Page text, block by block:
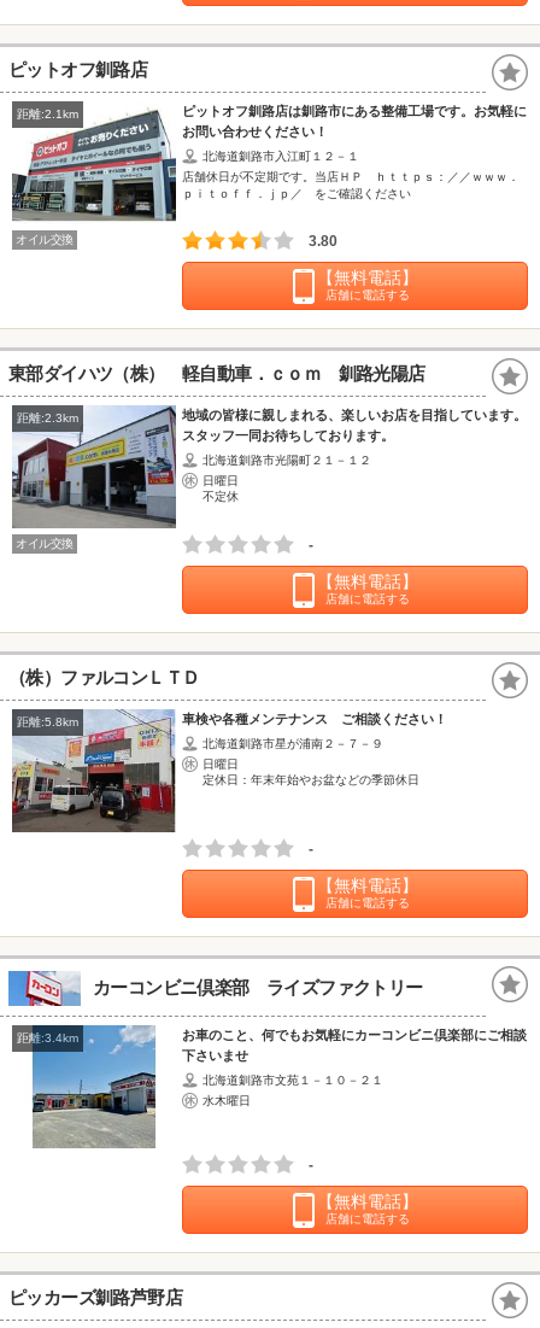
ピットオフ釧路店
距離:2.1km
ピットオフ釧路店は釧路市にある整備工場です。お気軽に
お問い合わせください！
北海道釧路市入江町１２－１
店舗休日が不定期です。当店ＨＰ ｈｔｔｐｓ：／／ｗｗｗ．
ｐｉｔｏｆｆ．ｊｐ／ をご確認ください
オイル交換 3.80
【無料電話】
店舗に電話する
東部ダイハツ（株） 軽自動車．ｃｏｍ 釧路光陽店
距離:2.3km
地域の皆様に親しまれる、楽しいお店を目指しています。
スタッフ一同お待ちしております。
北海道釧路市光陽町２１－１２
日曜日
不定休
オイル交換 -
【無料電話】
店舗に電話する
（株）ファルコンＬＴＤ
距離:5.8km 車検や各種メンテナンス ご相談ください！
北海道釧路市星が浦南２－７－９
日曜日
定休日：年末年始やお盆などの季節休日
-
【無料電話】
店舗に電話する
カーコンビニ倶楽部 ライズファクトリー
距離:3.4km
お車のこと、何でもお気軽にカーコンビニ倶楽部にご相談
下さいませ
北海道釧路市文苑１－１０－２１
水木曜日
-
【無料電話】
店舗に電話する
ピッカーズ釧路芦野店